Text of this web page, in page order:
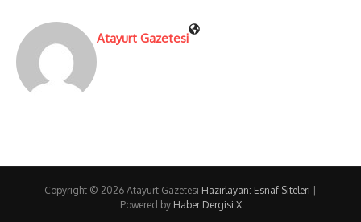
Atayurt Gazetesi
Copyright © 2026 Atayurt Gazetesi Hazırlayan: Esnaf Siteleri
Powered by Haber Dergisi X